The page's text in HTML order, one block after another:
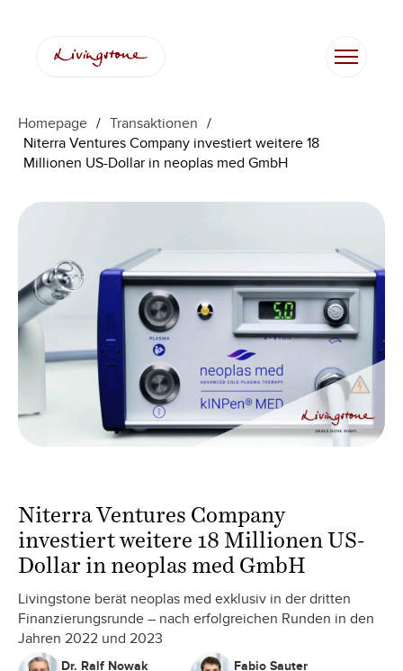
Homepage / Transaktionen /
Niterra Ventures Company investiert weitere 18
Millionen US-Dollar in neoplas med GmbH
Niterra Ventures Company
investiert weitere 18 Millionen US-
Dollar in neoplas med GmbH
Livingstone berät neoplas med exklusiv in der dritten
Finanzierungsrunde – nach erfolgreichen Runden in den
Jahren 2022 und 2023
Dr. Ralf Nowak Fabio Sauter